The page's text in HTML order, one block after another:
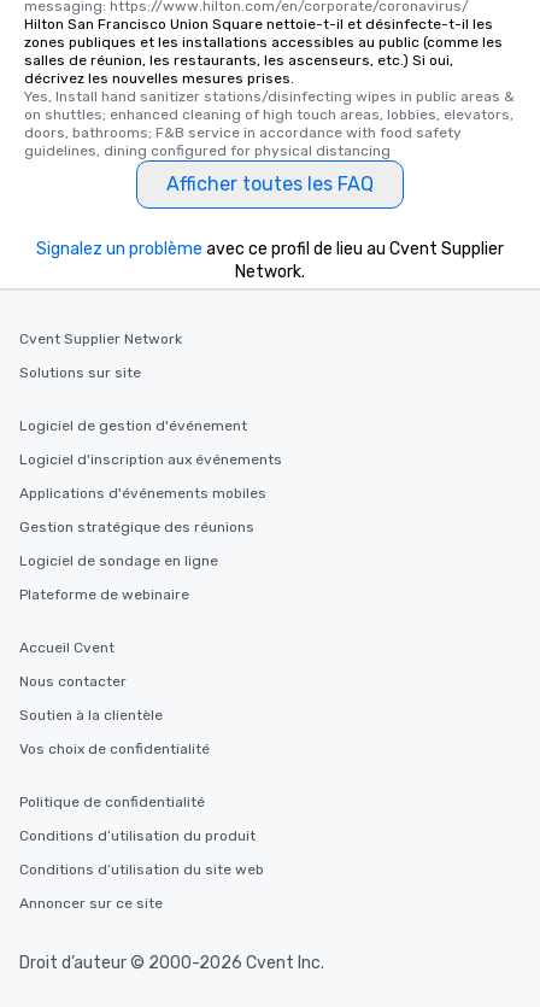
messaging: https://www.hilton.com/en/corporate/coronavirus/
Hilton San Francisco Union Square nettoie-t-il et désinfecte-t-il les
zones publiques et les installations accessibles au public (comme les
salles de réunion, les restaurants, les ascenseurs, etc.) Si oui,
décrivez les nouvelles mesures prises.
Yes, Install hand sanitizer stations/disinfecting wipes in public areas &
on shuttles; enhanced cleaning of high touch areas, lobbies, elevators,
doors, bathrooms; F&B service in accordance with food safety
guidelines, dining configured for physical distancing
Afficher toutes les FAQ
Signalez un problème avec ce profil de lieu au Cvent Supplier
Network.
Cvent Supplier Network
Solutions sur site
Logiciel de gestion d'événement
Logiciel d'inscription aux événements
Applications d'événements mobiles
Gestion stratégique des réunions
Logiciel de sondage en ligne
Plateforme de webinaire
Accueil Cvent
Nous contacter
Soutien à la clientèle
Vos choix de confidentialité
Politique de confidentialité
Conditions d’utilisation du produit
Conditions d’utilisation du site web
Annoncer sur ce site
Droit d’auteur © 2000-2026 Cvent Inc.